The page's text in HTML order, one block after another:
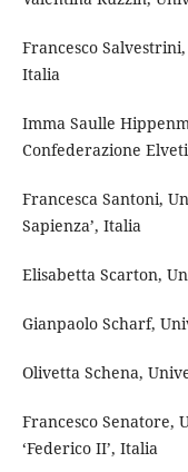
Francesco
Italia
Imma Saulle
Confederazione
Francesca Santoni,
Sapienza’, Italia
Elisabetta Scarton,
Gianpaolo Scharf,
Olivetta Schena,
Francesco Senatore,
‘Federico II’, Italia